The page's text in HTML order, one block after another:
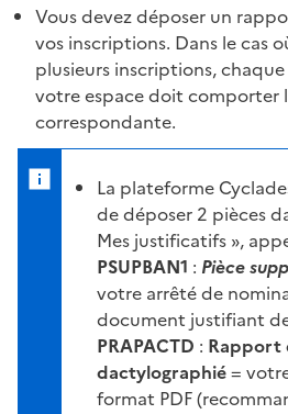
Vous devez déposer un
vos inscriptions. Dans le cas
plusieurs inscriptions,
votre espace doit comporter
correspondante.
La plateforme
de déposer 2 pièces
Mes justificatifs »,
PSUPBAN1 : Pièce
votre arrêté de
document justifiant
PRAPACTD : Rapport
dactylographié=
format PDF